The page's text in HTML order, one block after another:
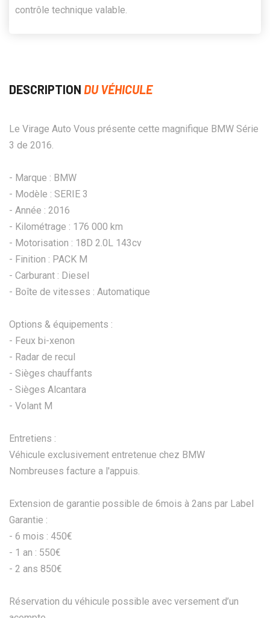
contrôle technique valable.
DESCRIPTION DU VÉHICULE
Le Virage Auto Vous présente cette magnifique BMW Série
3 de 2016.
- Marque : BMW
- Modèle : SERIE 3
- Année : 2016
- Kilométrage : 176 000 km
- Motorisation : 18D 2.0L 143cv
- Finition : PACK M
- Carburant : Diesel
- Boîte de vitesses : Automatique
Options & équipements :
- Feux bi-xenon
- Radar de recul
- Sièges chauffants
- Sièges Alcantara
- Volant M
Entretiens :
Véhicule exclusivement entretenue chez BMW
Nombreuses facture a l'appuis.
Extension de garantie possible de 6mois à 2ans par Label
Garantie :
- 6 mois : 450€
- 1 an : 550€
- 2 ans 850€
Réservation du véhicule possible avec versement d’un